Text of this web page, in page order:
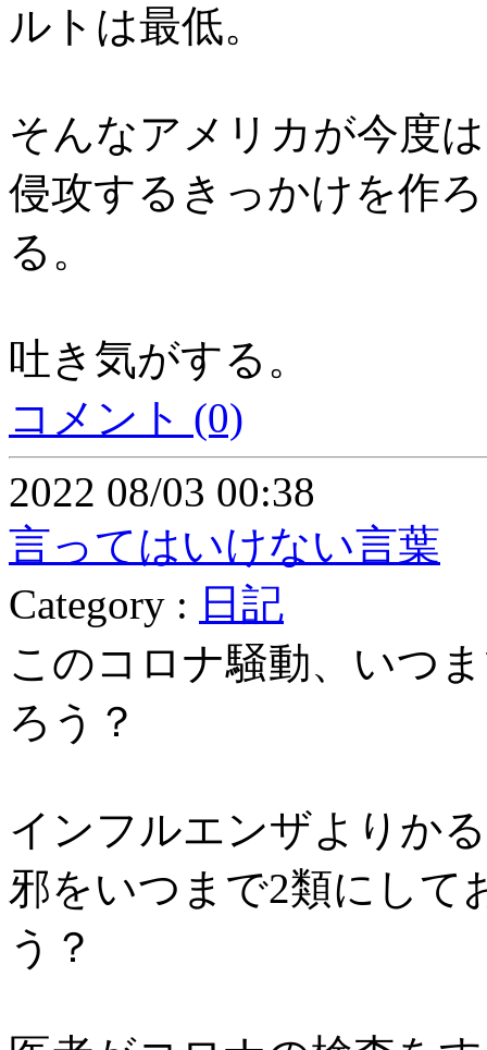
ルトは最低。
そんなアメリカが今度
侵攻するきっかけを作
る。
吐き気がする。
コメント (0)
2022 08/03 00:38
言ってはいけない言葉
Category : 日記
このコロナ騒動、いつ
ろう？
インフルエンザよりか
邪をいつまで2類にして
う？